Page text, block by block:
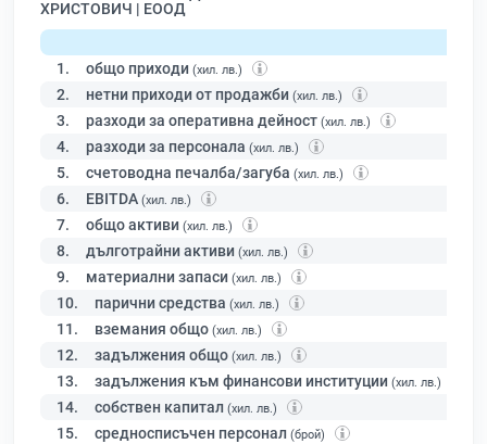
ХРИСТОВИЧ | ЕООД
1. общо приходи (хил. лв.)
2. нетни приходи от продажби (хил. лв.)
3. разходи за оперативна дейност (хил. лв.)
4. разходи за персонала (хил. лв.)
5. счетоводна печалба/загуба (хил. лв.)
6. EBITDA (хил. лв.)
7. общо активи (хил. лв.)
8. дълготрайни активи (хил. лв.)
9. материални запаси (хил. лв.)
10. парични средства (хил. лв.)
11. вземания общо (хил. лв.)
12. задължения общо (хил. лв.)
13. задължения към финансови институции (хил. лв.)
14. собствен капитал (хил. лв.)
15. средносписъчен персонал (брой)